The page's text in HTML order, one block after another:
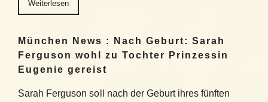
Weiterlesen
München News : Nach Geburt: Sarah
Ferguson wohl zu Tochter Prinzessin
Eugenie gereist
Sarah Ferguson soll nach der Geburt ihres fünften